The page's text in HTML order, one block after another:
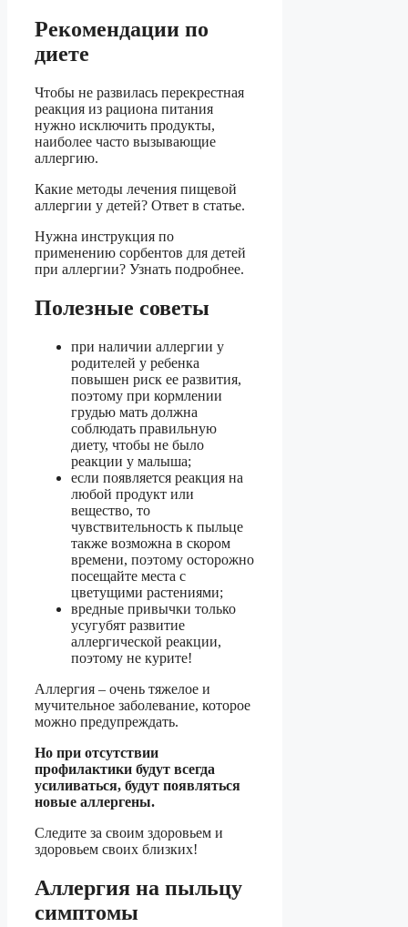
Рекомендации по
диете
Чтобы не развилась перекрестная
реакция из рациона питания
нужно исключить продукты,
наиболее часто вызывающие
аллергию.
Какие методы лечения пищевой
аллергии у детей? Ответ в статье.
Нужна инструкция по
применению сорбентов для детей
при аллергии? Узнать подробнее.
Полезные советы
при наличии аллергии у
родителей у ребенка
повышен риск ее развития,
поэтому при кормлении
грудью мать должна
соблюдать правильную
диету, чтобы не было
реакции у малыша;
если появляется реакция на
любой продукт или
вещество, то
чувствительность к пыльце
также возможна в скором
времени, поэтому осторожно
посещайте места с
цветущими растениями;
вредные привычки только
усугубят развитие
аллергической реакции,
поэтому не курите!
Аллергия – очень тяжелое и
мучительное заболевание, которое
можно предупреждать.
Но при отсутствии
профилактики будут всегда
усиливаться, будут появляться
новые аллергены.
Следите за своим здоровьем и
здоровьем своих близких!
Аллергия на пыльцу
симптомы